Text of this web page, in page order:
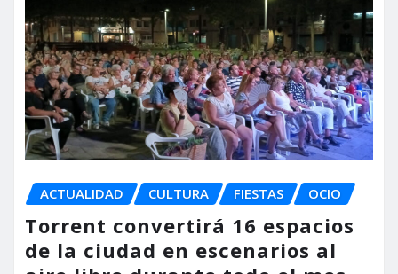
ACTUALIDAD CULTURA FIESTAS OCIO
Torrent convertirá 16 espacios
de la ciudad en escenarios al